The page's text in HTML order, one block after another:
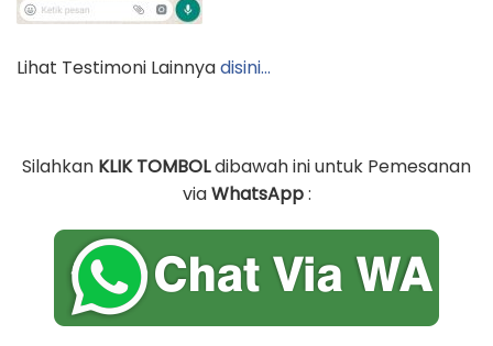
Lihat Testimoni Lainnyadisini…
Silahkan KLIK TOMBOLdibawah ini untuk Pemesanan
viaWhatsApp: